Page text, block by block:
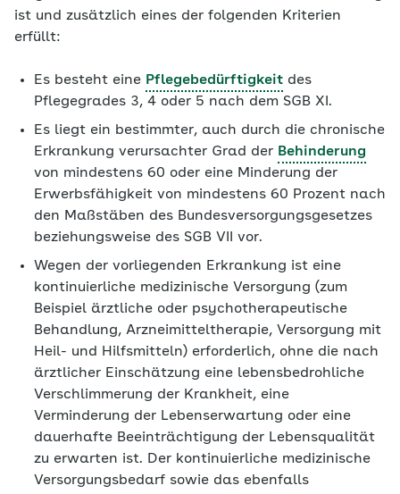
ist und zusätzlich eines der folgenden Kriterien
erfüllt:
Es besteht eine Pflegebedürftigkeit des
Pflegegrades 3, 4 oder 5 nach dem SGB XI.
Es liegt ein bestimmter, auch durch die chronische
Erkrankung verursachter Grad der Behinderung
von mindestens 60 oder eine Minderung der
Erwerbsfähigkeit von mindestens 60 Prozent nach
den Maßstäben des Bundesversorgungsgesetzes
beziehungsweise des SGB VII vor.
Wegen der vorliegenden Erkrankung ist eine
kontinuierliche medizinische Versorgung (zum
Beispiel ärztliche oder psychotherapeutische
Behandlung, Arzneimitteltherapie, Versorgung mit
Heil- und Hilfsmitteln) erforderlich, ohne die nach
ärztlicher Einschätzung eine lebensbedrohliche
Verschlimmerung der Krankheit, eine
Verminderung der Lebenserwartung oder eine
dauerhafte Beeinträchtigung der Lebensqualität
zu erwarten ist. Der kontinuierliche medizinische
Versorgungsbedarf sowie das ebenfalls